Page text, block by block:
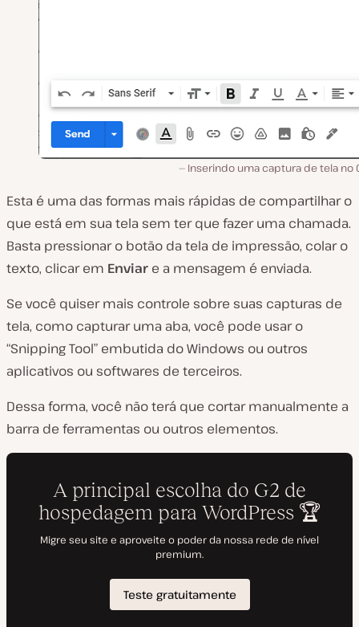
Inserindo uma captura de tela no
Esta é uma das formas mais rápidas de compartilhar o
que está em sua tela sem ter que fazer uma chamada.
Basta pressionar o botão da tela de impressão, colar o
texto, clicar em Enviar e a mensagem é enviada.
Se você quiser mais controle sobre suas capturas de
tela, como capturar uma aba, você pode usar o
“Snipping Tool” embutida do Windows ou outros
aplicativos ou softwares de terceiros.
Dessa forma, você não terá que cortar manualmente a
barra de ferramentas ou outros elementos.